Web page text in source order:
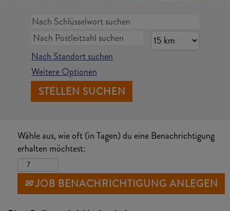
Nach Standort suchen
Weitere Optionen
Wähle aus, wie oft (in Tagen) du eine Benachrichtigung
erhalten möchtest:
JOB BENACHRICHTIGUNG ANLEGEN